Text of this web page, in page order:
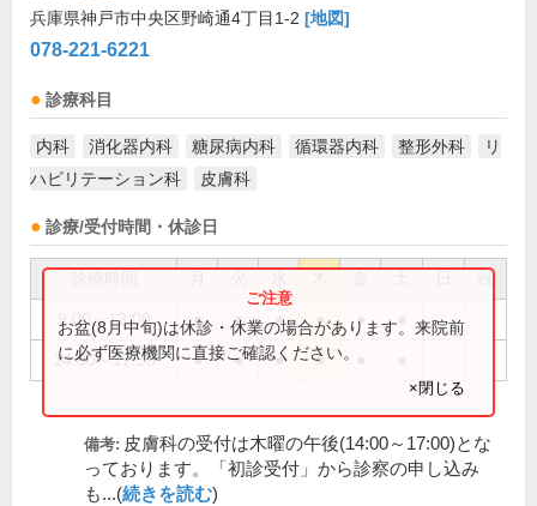
兵庫県神戸市中央区野崎通4丁目1-2 [地図]
078-221-6221
診療科目
内科 消化器内科 糖尿病内科 循環器内科 整形外科
リ
ハビリテーション科
皮膚科
診療/受付時間・休診日
祝
9:00～12:00 ● ● ● ● ●
14:00～17:30 ● ● ● ●
お盆(8月中旬)は休診・休業の場合があります。来院前
に必ず医療機関に直接ご確認ください。
×閉じる
備考: 皮膚科の受付は木曜の午後(14:00～17:00)とな
っております。「初診受付」から診察の申し込み
も...(続きを読む)